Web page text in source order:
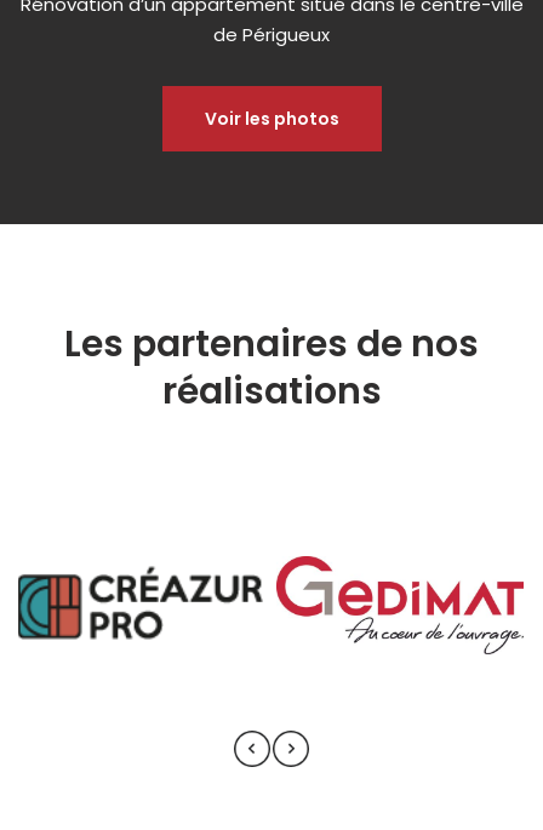
de Périgueux
Voir les photos
Les partenaires de nos
réalisations